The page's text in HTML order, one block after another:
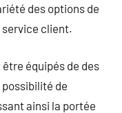
des options de
service client.
équipés de des
de
ainsi la portée